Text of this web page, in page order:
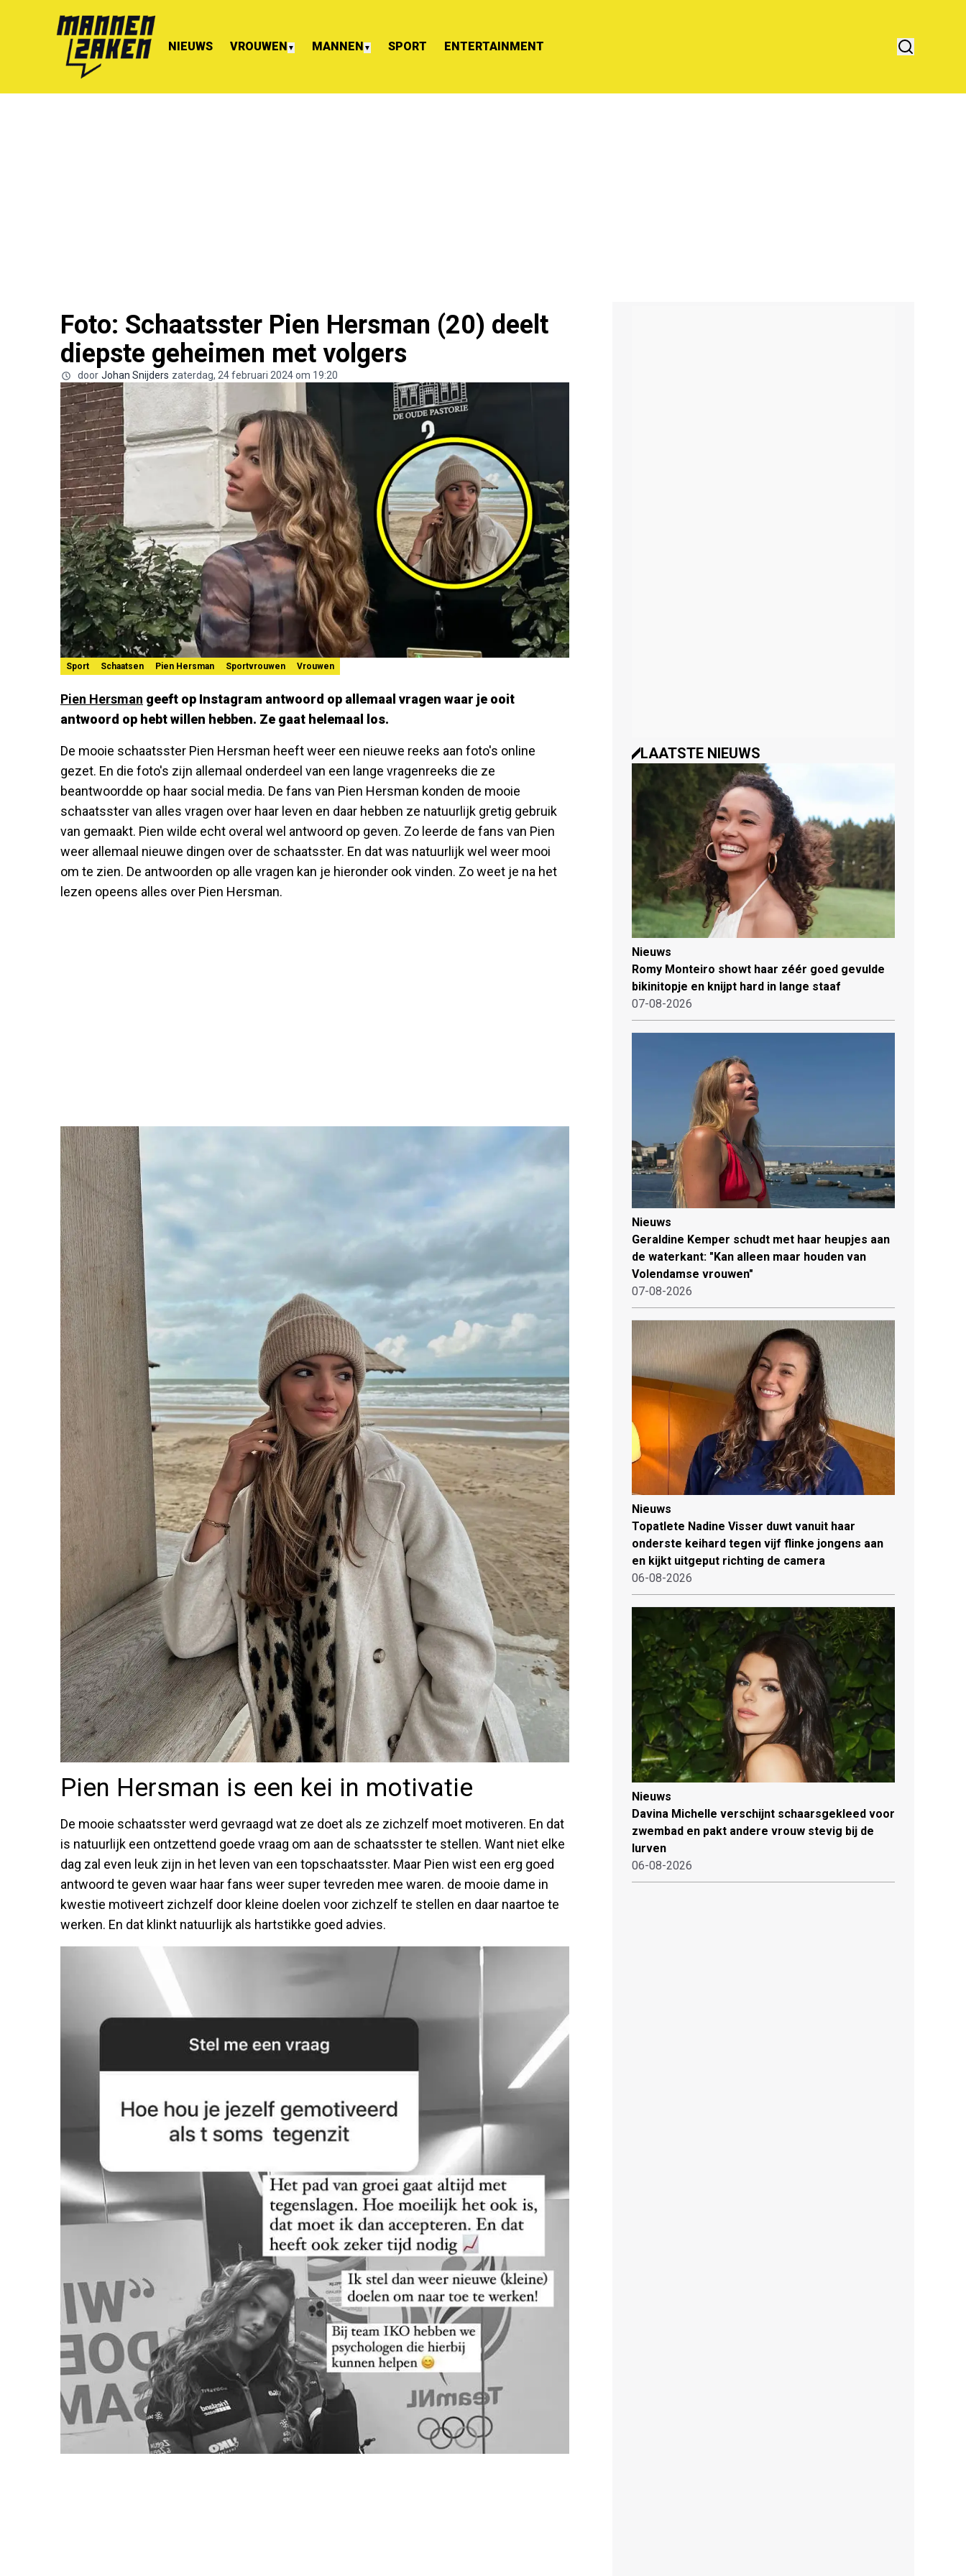
NIEUWS VROUWEN ▼ MANNEN ▼ SPORT ENTERTAINMENT
Foto: Schaatsster Pien Hersman (20) deelt
diepste geheimen met volgers
door Johan Snijders zaterdag, 24 februari 2024 om 19:20
Sport Schaatsen Pien Hersman Sportvrouwen Vrouwen
Pien Hersman geeft op Instagram antwoord op allemaal vragen waar je ooit
antwoord op hebt willen hebben. Ze gaat helemaal los.
De mooie schaatsster Pien Hersman heeft weer een nieuwe reeks aan foto's online
gezet. En die foto's zijn allemaal onderdeel van een lange vragenreeks die ze
beantwoordde op haar social media. De fans van Pien Hersman konden de mooie
schaatsster van alles vragen over haar leven en daar hebben ze natuurlijk gretig gebruik
van gemaakt. Pien wilde echt overal wel antwoord op geven. Zo leerde de fans van Pien
weer allemaal nieuwe dingen over de schaatsster. En dat was natuurlijk wel weer mooi
om te zien. De antwoorden op alle vragen kan je hieronder ook vinden. Zo weet je na het
lezen opeens alles over Pien Hersman.
Pien Hersman is een kei in motivatie
De mooie schaatsster werd gevraagd wat ze doet als ze zichzelf moet motiveren. En dat
is natuurlijk een ontzettend goede vraag om aan de schaatsster te stellen. Want niet elke
dag zal even leuk zijn in het leven van een topschaatsster. Maar Pien wist een erg goed
antwoord te geven waar haar fans weer super tevreden mee waren. de mooie dame in
kwestie motiveert zichzelf door kleine doelen voor zichzelf te stellen en daar naartoe te
werken. En dat klinkt natuurlijk als hartstikke goed advies.
LAATSTE NIEUWS
Nieuws
Romy Monteiro showt haar zéér goed gevulde
bikinitopje en knijpt hard in lange staaf
07-08-2026
Nieuws
Geraldine Kemper schudt met haar heupjes aan
de waterkant: "Kan alleen maar houden van
Volendamse vrouwen"
07-08-2026
Nieuws
Topatlete Nadine Visser duwt vanuit haar
onderste keihard tegen vijf flinke jongens aan
en kijkt uitgeput richting de camera
06-08-2026
Nieuws
Davina Michelle verschijnt schaarsgekleed voor
zwembad en pakt andere vrouw stevig bij de
lurven
06-08-2026